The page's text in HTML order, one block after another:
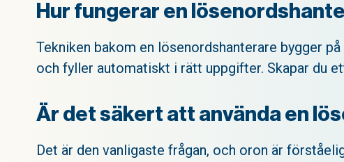
Hur fungerar en
Tekniken bakom en lösenordshanterare bygger
och fyller automatiskt i rätt uppgifter. Skapar du
Är det säkert att använda en
Det är den vanligaste frågan, och oron är